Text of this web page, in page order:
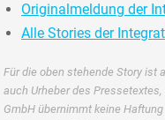
Originalmeldung der
Alle Stories der
Für die oben stehende Story ist
auch Urheber des
GmbH übernimmt keine